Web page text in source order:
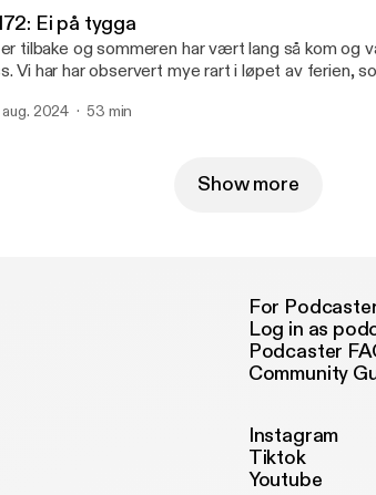
Ei på tygga
tilbake og sommeren har vært lang så kom og
Vi har har observert mye rart i løpet av ferien,
Hosted on Acast. See acast.com/privacy
aug. 2024 53 min
Show more
For
Log in as
Podcaster
Community
Instagram
Tiktok
Youtube